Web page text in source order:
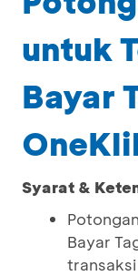
untuk
Bayar
Syarat &
Bayar